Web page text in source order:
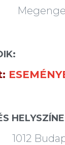
1012